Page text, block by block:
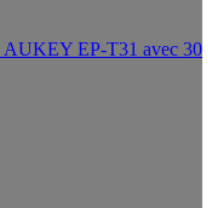
AUKEY EP-T31 avec 30